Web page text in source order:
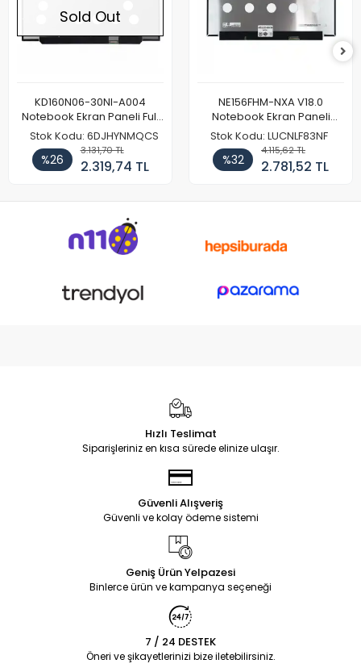
Sold Out
KD160N06-30NI-A004
Notebook Ekran Paneli Full
HD
Stok Kodu: 6DJHYNMQCS
%26
3.131,70 TL
2.319,74 TL
NE156FHM-NXA V18.0
Notebook Ekran Paneli
144Hz
Stok Kodu: LUCNLF83NF
%32
4.115,62 TL
2.781,52 TL
Hızlı Teslimat
Siparişleriniz en kısa sürede elinize ulaşır.
Güvenli Alışveriş
Güvenli ve kolay ödeme sistemi
Geniş Ürün Yelpazesi
Binlerce ürün ve kampanya seçeneği
7 / 24 DESTEK
Öneri ve şikayetlerinizi bize iletebilirsiniz.